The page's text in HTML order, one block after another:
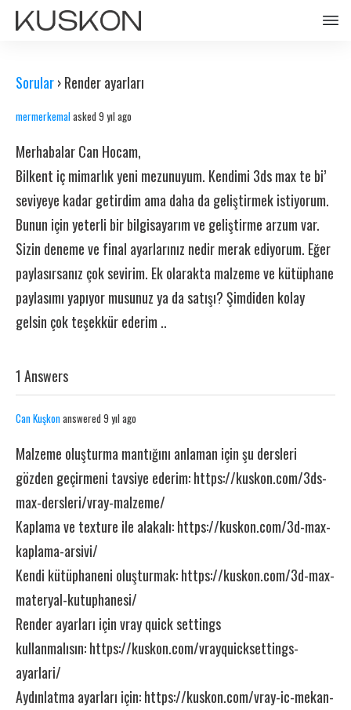
Sorular›Render ayarları
mermerkemalasked 9 yıl ago
Merhabalar Can Hocam,
Bilkent iç mimarlık yeni mezunuyum. Kendimi 3ds max te bi’
seviyeye kadar getirdim ama daha da geliştirmek istiyorum.
Bunun için yeterli bir bilgisayarım ve geliştirme arzum var.
Sizin deneme ve final ayarlarınız nedir merak ediyorum. Eğer
paylasırsanız çok sevirim. Ek olarakta malzeme ve kütüphane
paylasımı yapıyor musunuz ya da satışı? Şimdiden kolay
gelsin çok teşekkür ederim ..
1 Answers
Can Kuşkonanswered 9 yıl ago
Malzeme oluşturma mantığını anlaman için şu dersleri
gözden geçirmeni tavsiye ederim:https://kuskon.com/3ds-
max-dersleri/vray-malzeme/
Kaplama ve texture ile alakalı:https://kuskon.com/3d-max-
kaplama-arsivi/
Kendi kütüphaneni oluşturmak:https://kuskon.com/3d-max-
materyal-kutuphanesi/
Render ayarları için vray quick settings
kullanmalısın:https://kuskon.com/vrayquicksettings-
ayarlari/
Aydınlatma ayarları için:https://kuskon.com/vray-ic-mekan-